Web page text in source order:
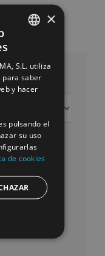
ENGLISH
FRENCH
×
S.L. utiliza
para saber
y hacer
pulsando el
su uso
de cookies